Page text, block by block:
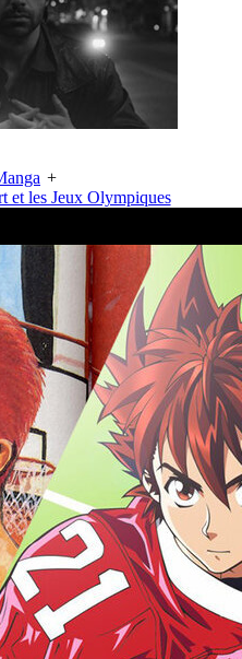
+
et les Jeux Olympiques